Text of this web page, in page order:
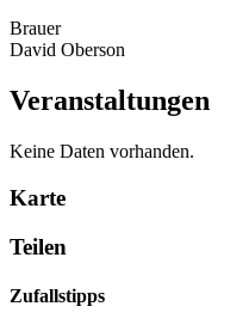
Brauer
David Oberson
Veranstaltungen
Keine Daten vorhanden.
Karte
Teilen
Zufallstipps